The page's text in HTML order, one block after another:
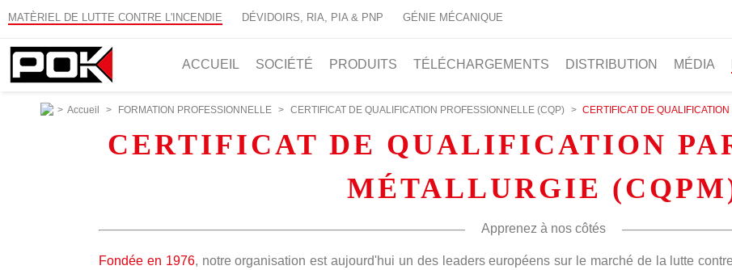
MATÈRIEL DE LUTTE CONTRE L'INCENDIE DÉVIDOIRS, RIA, PIA & PNP GÉNIE MÉCANIQUE
ACCUEIL SOCIÉTÉ PRODUITS TÉLÉCHARGEMENTS DISTRIBUTION MÉDIA
> Accueil > FORMATION PROFESSIONNELLE > CERTIFICAT DE QUALIFICATION PROFESSIONNELLE (CQP) > CERTIFICAT DE
CERTIFICAT DE QUALIFICATION
MÉTALLURGIE
Apprenez à nos côtés
Fondée en 1976, notre organisation est aujourd'hui un des leaders européens sur le marché de la lutte